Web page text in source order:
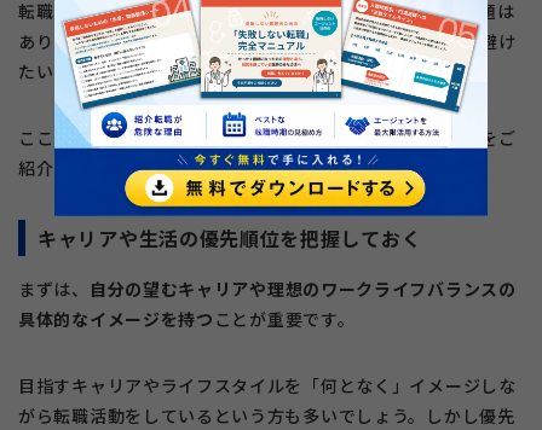
転職回数が増えたとしても、明確な理由があればあまり問題は
ありません。しかし、なるべくなら転職を繰り返すことは避け
たいものです。
ここでは、転職を繰り返さないための職場選びのポイントをご
紹介します。
キャリアや生活の優先順位を把握しておく
まずは、 自分の望むキャリアや理想のワークライフバランスの
具体的なイメージを持つ ことが重要です。
目指すキャリアやライフスタイルを「何となく」イメージしな
がら転職活動をしているという方も多いでしょう。しかし優先